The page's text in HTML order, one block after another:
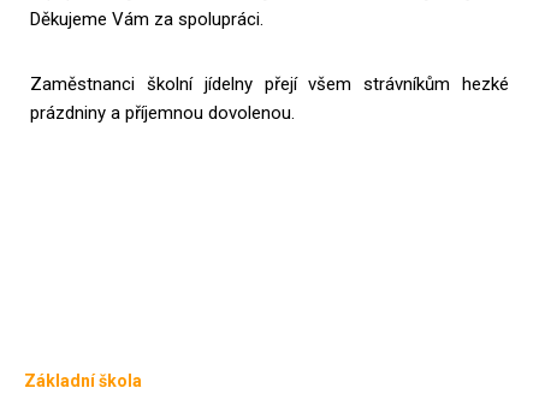
Děkujeme Vám za spolupráci.
Zaměstnanci školní jídelny přejí všem strávníkům hezké
prázdniny a příjemnou dovolenou.
Základní škola